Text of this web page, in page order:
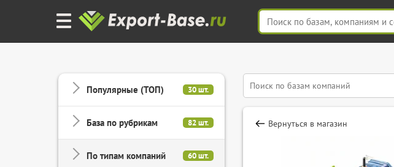
Популярные (ТОП) 30 шт.
База по рубрикам 82 шт.
По типам компаний 60 шт.
Вернуться в магазин